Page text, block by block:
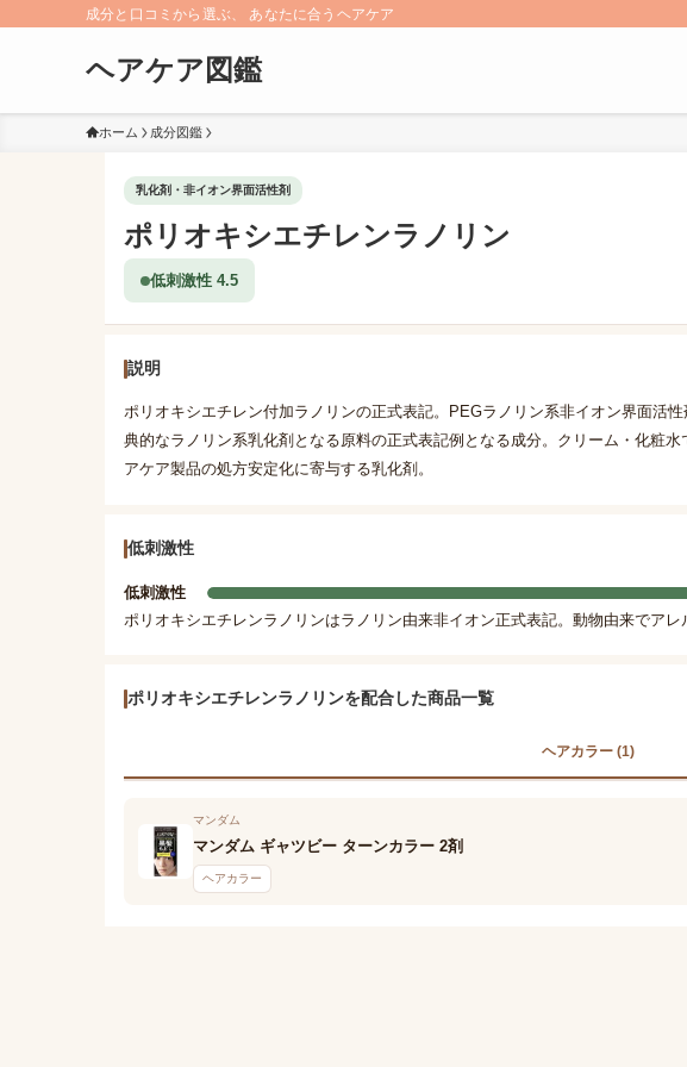
成分と口コミから選ぶ、 あなたに合うヘアケア
ヘアケア図鑑
ホーム 成分図鑑
乳化剤・非イオン界面活性剤
ポリオキシエチレンラノリン
低刺激性 4.5
説明
ポリオキシエチレン付加ラノリンの正式表記。PEGラノリン系非イオン界面活
典的なラノリン系乳化剤となる原料の正式表記例となる成分。クリーム・化粧
アケア製品の処方安定化に寄与する乳化剤。
低刺激性
低刺激性
ポリオキシエチレンラノリンはラノリン由来非イオン正式表記。動物由来でアレ
ポリオキシエチレンラノリンを配合した商品一覧
ヘアカラー (1)
マンダム
マンダム ギャツビー ターンカラー 2剤
ヘアカラー